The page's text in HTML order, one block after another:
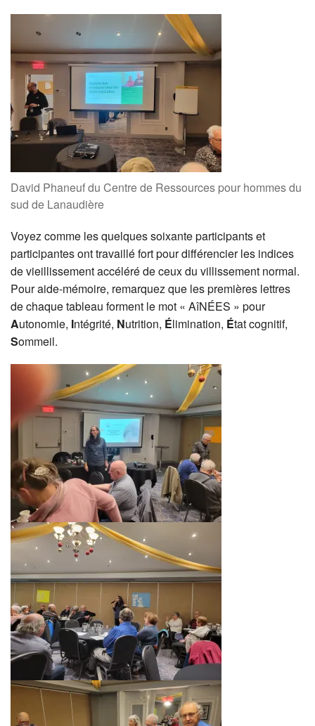
David Phaneuf du Centre de Ressources pour hommes du
sud de Lanaudière
Voyez comme les quelques soixante participants et
participantes ont travaillé fort pour différencier les indices
de vieillissement accéléré de ceux du villissement normal.
Pour aide-mémoire, remarquez que les premières lettres
de chaque tableau forment le mot « AîNÉES » pour
Autonomie, Intégrité, Nutrition, Élimination, État cognitif,
Sommeil.